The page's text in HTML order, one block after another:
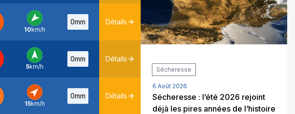
NE -
10km/h
0mm Détails
S -
5km/h
0mm Détails
SO -
15km/h
0mm Détails
Sécheresse
6 Août 2026
Sécheresse : l’été 2026 rejoint
déjà les pires années de l’histoire